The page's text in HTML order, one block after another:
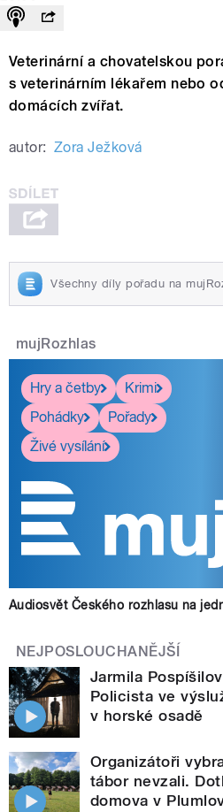
Veterinární a chovatelskou
s veterinárním lékařem nebo
domácích zvířat.
autor: Zora Ježková
Všechny díly pořadu na
mujRozhlas
Hry a četby
Krimi
Pohádky
Pořady
Živé vysílání
Audiosvět Českého rozhlasu na
NEJPOSLOUCHANĚJŠÍ
Jarmila
Policista ve
v horské osadě
Organizátoři
tábor nevzali.
domova v